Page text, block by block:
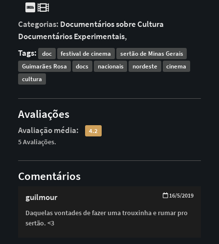
Categorias: Documentários sobre Cultura
Documentários Experimentais,
Tags:
doc festival de cinema
sertão de Minas Gerais
Guimarães Rosa
docs nacionais nordeste
cinema
cultura
Avaliações
Avaliação média: 4.2
5 Avaliações.
Comentários
guilmour 16/5/2019
Daquelas vontades de fazer uma trouxinha e rumar pro
sertão. <3